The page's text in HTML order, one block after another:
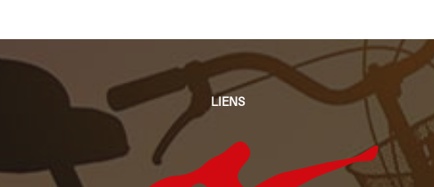
LIENS